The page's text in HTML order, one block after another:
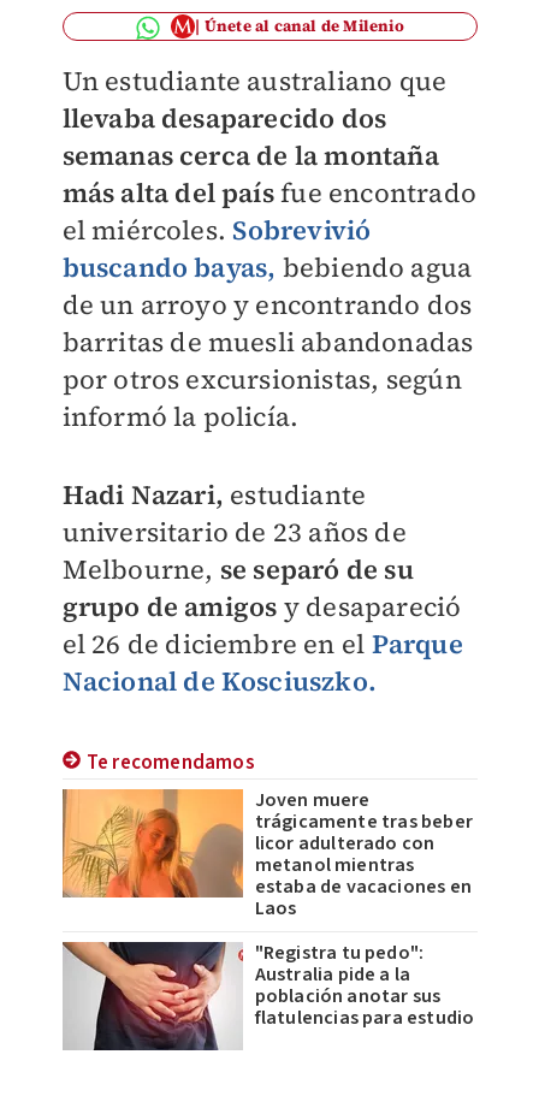
Únete al canal de Milenio
Un estudiante australiano que
llevaba desaparecido dos
semanas cerca de la montaña
más alta del paísfue encontrado
el miércoles. Sobrevivió
buscando bayas, bebiendo agua
de un arroyo y encontrando dos
barritas de muesli abandonadas
por otros excursionistas, según
informó la policía.
Hadi Nazari, estudiante
universitario de 23 años de
Melbourne, se separó de su
grupo de amigos y desapareció
el 26 de diciembre en el Parque
Nacional de Kosciuszko.
Te recomendamos
Joven muere
trágicamente tras beber
licor adulterado con
metanol mientras
estaba de vacaciones en
Laos
"Registra tu pedo":
Australia pide a la
población anotar sus
flatulencias para estudio